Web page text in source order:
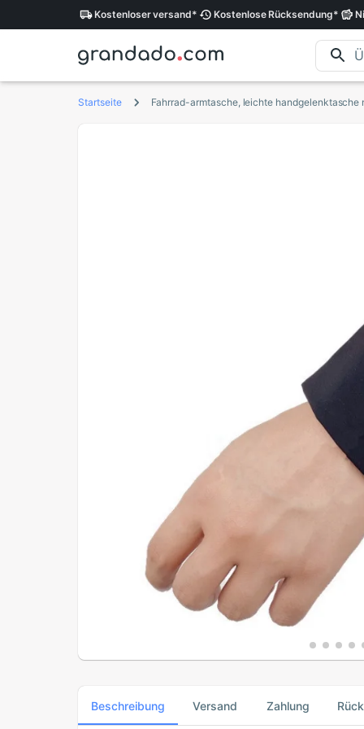
Kostenloserversand* KostenloseRücksendung*
Startseite
Beschreibung Versand Zahlung